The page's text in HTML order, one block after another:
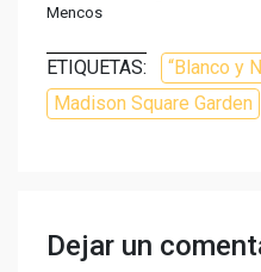
Mencos
ETIQUETAS:
“Blanco y
Madison Square Garden
Dejar un